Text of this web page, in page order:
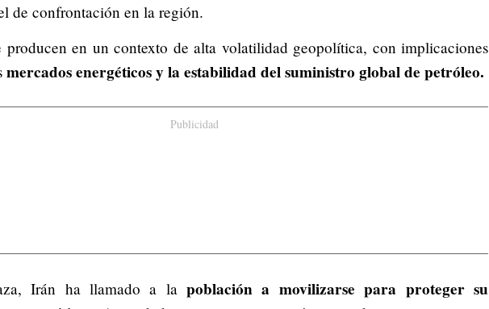
de confrontación en la región.
producen en un contexto de alta volatilidad geopolítica, con implicaciones
mercados energéticos y la estabilidad del suministro global de petróleo.
Publicidad
Irán ha llamado a lapoblación a movilizarse para proteger su